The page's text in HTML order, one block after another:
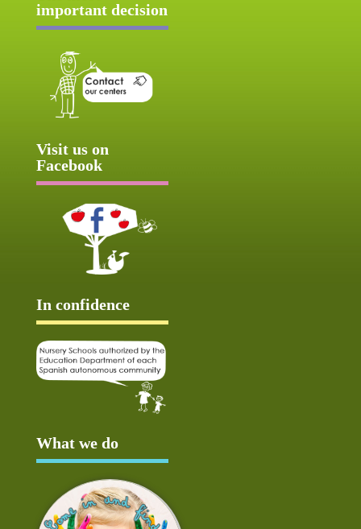
important decision
Visit us on
Facebook
In confidence
What we do